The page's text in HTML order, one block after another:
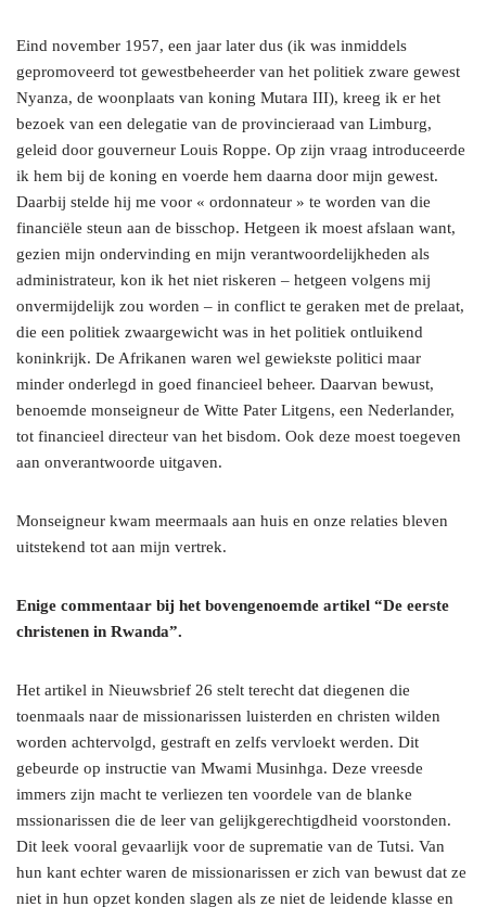
Eind november 1957, een jaar later dus (ik was inmiddels
gepromoveerd tot gewestbeheerder van het politiek zware gewest
Nyanza, de woonplaats van koning Mutara III), kreeg ik er het
bezoek van een delegatie van de provincieraad van Limburg,
geleid door gouverneur Louis Roppe. Op zijn vraag introduceerde
ik hem bij de koning en voerde hem daarna door mijn gewest.
Daarbij stelde hij me voor « ordonnateur » te worden van die
financiële steun aan de bisschop. Hetgeen ik moest afslaan want,
gezien mijn ondervinding en mijn verantwoordelijkheden als
administrateur, kon ik het niet riskeren – hetgeen volgens mij
onvermijdelijk zou worden – in conflict te geraken met de prelaat,
die een politiek zwaargewicht was in het politiek ontluikend
koninkrijk. De Afrikanen waren wel gewiekste politici maar
minder onderlegd in goed financieel beheer. Daarvan bewust,
benoemde monseigneur de Witte Pater Litgens, een Nederlander,
tot financieel directeur van het bisdom. Ook deze moest toegeven
aan onverantwoorde uitgaven.
Monseigneur kwam meermaals aan huis en onze relaties bleven
uitstekend tot aan mijn vertrek.
Enige commentaar bij het bovengenoemde artikel “De eerste
christenen in Rwanda”.
Het artikel in Nieuwsbrief 26 stelt terecht dat diegenen die
toenmaals naar de missionarissen luisterden en christen wilden
worden achtervolgd, gestraft en zelfs vervloekt werden. Dit
gebeurde op instructie van Mwami Musinhga. Deze vreesde
immers zijn macht te verliezen ten voordele van de blanke
mssionarissen die de leer van gelijkgerechtigdheid voorstonden.
Dit leek vooral gevaarlijk voor de suprematie van de Tutsi. Van
hun kant echter waren de missionarissen er zich van bewust dat ze
niet in hun opzet konden slagen als ze niet de leidende klasse en